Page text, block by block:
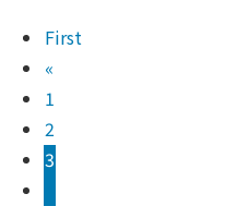
First
«
1
2
3